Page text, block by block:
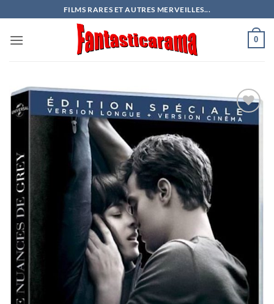
au
contenu
FILMS RARES ET AUTRES MERVEILLES...
0
Ajouter